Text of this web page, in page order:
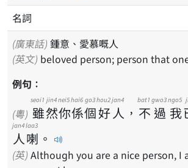
名詞
(廣東話) 鍾意、愛慕嘅人
(英文) beloved person; person that
例句：
(粵) 雖
seoi1
然
jin4
你
nei5
係
hai6
個
go3
好
hou2
人
jan4
， 不
bat1
過
gwo3
我
ngo5
人
jan4
喇
laa3
。
(英) Although you are a nice person, I